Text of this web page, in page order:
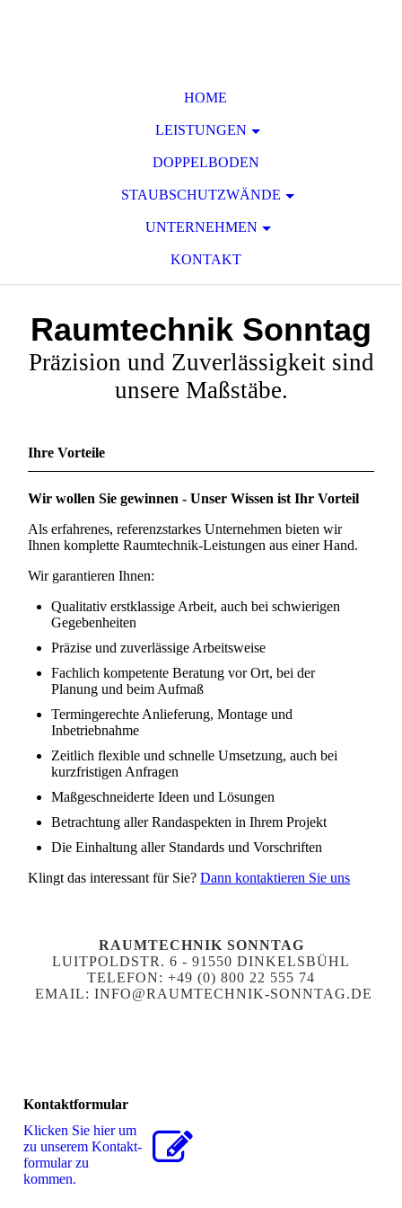
HOME
LEISTUNGEN
DOPPELBODEN
STAUBSCHUTZWÄNDE
UNTERNEHMEN
KONTAKT
Raumtechnik Sonntag
Präzision und Zuverlässigkeit sind
unsere Maßstäbe.
Ihre Vorteile
Wir wollen Sie gewinnen - Unser Wissen ist Ihr Vorteil
Als erfahrenes, referenzstarkes Unternehmen bieten wir
Ihnen komplette Raumtechnik-Leistungen aus einer Hand.
Wir garantieren Ihnen:
Qualitativ erstklassige Arbeit, auch bei schwierigen
Gegebenheiten
Präzise und zuverlässige Arbeitsweise
Fachlich kompetente Beratung vor Ort, bei der
Planung und beim Aufmaß
Termingerechte Anlieferung, Montage und
Inbetriebnahme
Zeitlich flexible und schnelle Umsetzung, auch bei
kurzfristigen Anfragen
Maßgeschneiderte Ideen und Lösungen
Betrachtung aller Randaspekten in Ihrem Projekt
Die Einhaltung aller Standards und Vorschriften
Klingt das interessant für Sie?Dann kontaktieren Sie uns
RAUMTECHNIK SONNTAG
LUITPOLDSTR. 6 - 91550 DINKELSBÜHL
TELEFON: +49 (0) 800 22 555 74
EMAIL: INFO@RAUMTECHNIK-SONNTAG.DE
Kontaktformular
Klicken Sie hier um
zu unserem Kon­takt­
for­mu­lar zu
kommen.